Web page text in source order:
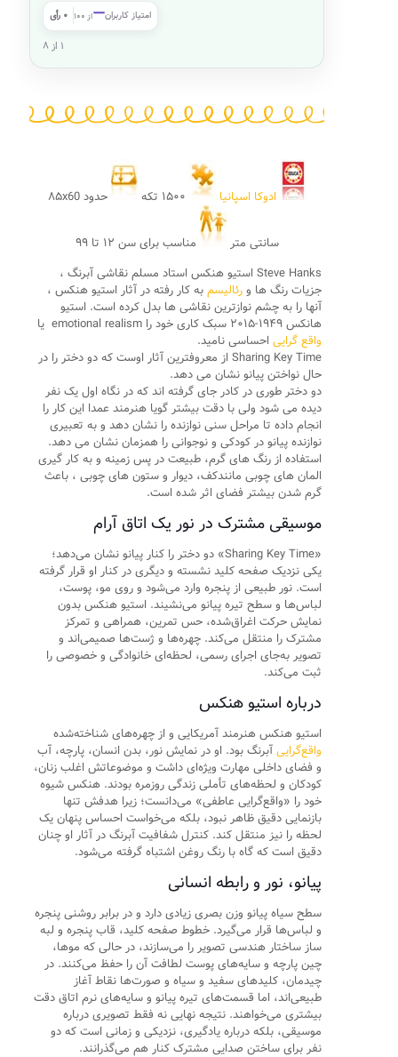
امتیاز کاربران—از ۱۰۰ ۰ رأی
۱ از ۸
ادوکا اسپانیا حدود ۸۵x60
سانتی متر
مناسب برای سن ۱۲ تا ۹۹
Steve Hanks استیو هنکس استاد مسلم نقاشی آبرنگ ،
جزیات رنگ ها ورئالیسمبه کار رفته در آثار استیو هنکس ،
آنها را به چشم نوازترین نقاشی ها بدل کرده است. استیو
هانکس ۱۹۴۹-۲۰۱۵ سبک کاری خود را emotional realism یا
واقع گرایی احساسی نامید.
Sharing Key Time از معروفترین آثار اوست که دو دختر را در
حال نواختن پیانو نشان می دهد.
دو دختر طوری در کادر جای گرفته اند که در نگاه اول یک نفر
دیده می شود ولی با دقت بیشتر گویا هنرمند عمدا این کار را
انجام داده تا مراحل سنی نوازنده را نشان دهد و به تعبیری
نوازنده پیانو در کودکی و نوجوانی را همزمان نشان می دهد.
استفاده از رنگ های گرم، طبیعت در پس زمینه و به کار گیری
المان های چوبی مانندکف، دیوار و ستون های چوبی ، باعث
گرم شدن بیشتر فضای اثر شده است.
موسیقی مشترک در نور یک اتاق آرام
«Sharing Key Time» دو دختر را کنار پیانو نشان می‌دهد؛
یکی نزدیک صفحه کلید نشسته و دیگری در کنار او قرار گرفته
است. نور طبیعی از پنجره وارد می‌شود و روی مو، پوست،
لباس‌ها و سطح تیره پیانو می‌نشیند. استیو هنکس بدون
نمایش حرکت اغراق‌شده، حس تمرین، همراهی و تمرکز
مشترک را منتقل می‌کند. چهره‌ها و ژست‌ها صمیمی‌اند و
تصویر به‌جای اجرای رسمی، لحظه‌ای خانوادگی و خصوصی را
ثبت می‌کند.
درباره استیو هنکس
استیو هنکس هنرمند آمریکایی و از چهره‌های شناخته‌شده
واقع‌گراییآبرنگ بود. او در نمایش نور، بدن انسان، پارچه، آب
و فضای داخلی مهارت ویژه‌ای داشت و موضوعاتش اغلب زنان،
کودکان و لحظه‌های تأملی زندگی روزمره بودند. هنکس شیوه
خود را «واقع‌گرایی عاطفی» می‌دانست؛ زیرا هدفش تنها
بازنمایی دقیق ظاهر نبود، بلکه می‌خواست احساس پنهان یک
لحظه را نیز منتقل کند. کنترل شفافیت آبرنگ در آثار او چنان
دقیق است که گاه با رنگ روغن اشتباه گرفته می‌شود.
پیانو، نور و رابطه انسانی
سطح سیاه پیانو وزن بصری زیادی دارد و در برابر روشنی پنجره
و لباس‌ها قرار می‌گیرد. خطوط صفحه کلید، قاب پنجره و لبه
ساز ساختار هندسی تصویر را می‌سازند، در حالی که موها،
چین پارچه و سایه‌های پوست لطافت آن را حفظ می‌کنند. در
چیدمان، کلیدهای سفید و سیاه و صورت‌ها نقاط آغاز
طبیعی‌اند، اما قسمت‌های تیره پیانو و سایه‌های نرم اتاق دقت
بیشتری می‌خواهند. نتیجه نهایی نه فقط تصویری درباره
موسیقی، بلکه درباره یادگیری، نزدیکی و زمانی است که دو
نفر برای ساختن صدایی مشترک کنار هم می‌گذرانند.